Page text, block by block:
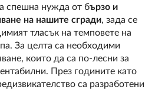
спешна нужда от бързо и
на нашите сгради, зада се
тласък на темповете на
За целта са необходими
които да са по-лесни за
През годините като
са разработени